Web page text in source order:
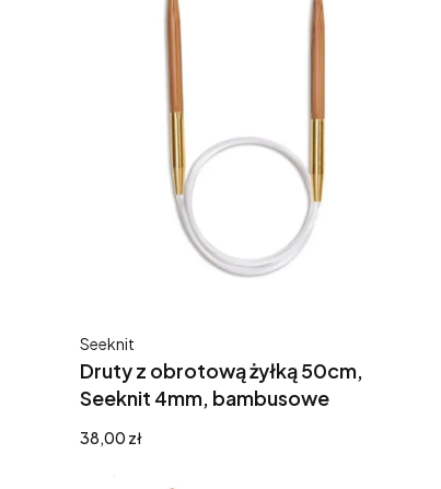
Druty z obrotową żyłką 50cm,
Seeknit 4mm, bambusowe
Producent
Seeknit
Cena
38,00 zł